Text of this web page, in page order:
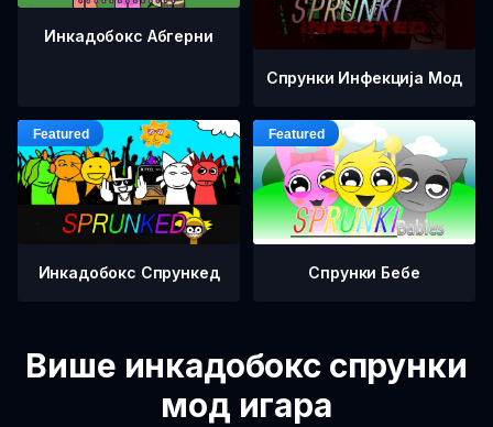
Инкадобокс Абгерни
Спрунки Инфекција Мод
Инкадобокс Спрункед Спрунки Бебе
Више инкадобокс спрунки
мод игара